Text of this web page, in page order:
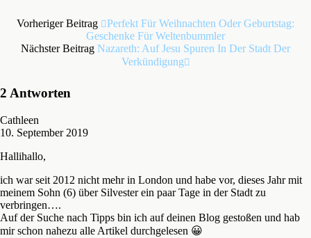
Vorheriger Beitrag
Perfekt Für Weihnachten Oder Geburtstag:
Geschenke Für Weltenbummler
Nächster Beitrag Nazareth: Auf Jesu Spuren In Der Stadt Der
Verkündigung
2 Antworten
Cathleen
10. September 2019
Hallihallo,
ich war seit 2012 nicht mehr in London und habe vor, dieses Jahr mit
meinem Sohn (6) über Silvester ein paar Tage in der Stadt zu
verbringen….
Auf der Suche nach Tipps bin ich auf deinen Blog gestoßen und hab
mir schon nahezu alle Artikel durchgelesen 😀